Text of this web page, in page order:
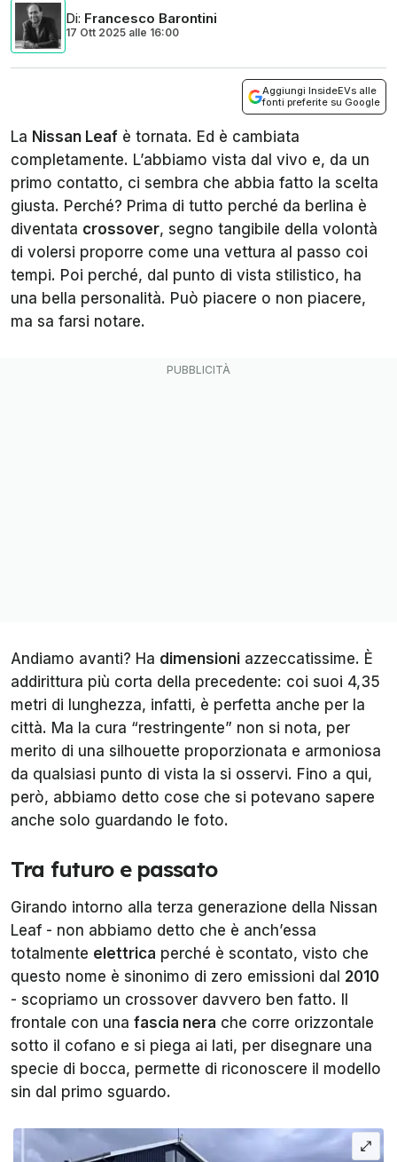
Di: Francesco Barontini
17 Ott 2025 alle 16:00
Aggiungi InsideEVs alle
fonti preferite su Google
La Nissan Leaf è tornata. Ed è cambiata
completamente. L’abbiamo vista dal vivo e, da un
primo contatto, ci sembra che abbia fatto la scelta
giusta. Perché? Prima di tutto perché da berlina è
diventata crossover, segno tangibile della volontà
di volersi proporre come una vettura al passo coi
tempi. Poi perché, dal punto di vista stilistico, ha
una bella personalità. Può piacere o non piacere,
ma sa farsi notare.
Andiamo avanti? Ha dimensioni azzeccatissime. È
addirittura più corta della precedente: coi suoi 4,35
metri di lunghezza, infatti, è perfetta anche per la
città. Ma la cura “restringente” non si nota, per
merito di una silhouette proporzionata e armoniosa
da qualsiasi punto di vista la si osservi. Fino a qui,
però, abbiamo detto cose che si potevano sapere
anche solo guardando le foto.
Tra futuro e passato
Girando intorno alla terza generazione della Nissan
Leaf - non abbiamo detto che è anch’essa
totalmente elettrica perché è scontato, visto che
questo nome è sinonimo di zero emissioni dal 2010
- scopriamo un crossover davvero ben fatto. Il
frontale con una fascia nera che corre orizzontale
sotto il cofano e si piega ai lati, per disegnare una
specie di bocca, permette di riconoscere il modello
sin dal primo sguardo.